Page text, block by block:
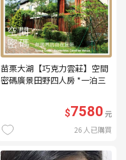
苗栗大湖【巧克力雲莊】空間
密碼廣景田野四人房 *一泊三
$7580元
26 人已購買